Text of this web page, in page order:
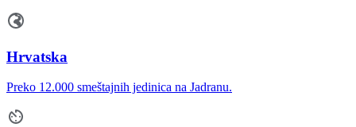
Hrvatska
Preko 12.000 smeštajnih jedinica na Jadranu.